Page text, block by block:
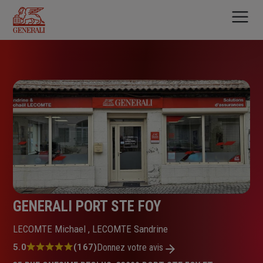
contenu
principal
GENERALI PORT STE FOY
LECOMTE Michael , LECOMTE Sandrine
Note
5.0 (167)Donnez votre avis